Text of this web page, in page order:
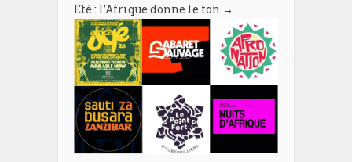
Eté : l’Afrique donne le ton →